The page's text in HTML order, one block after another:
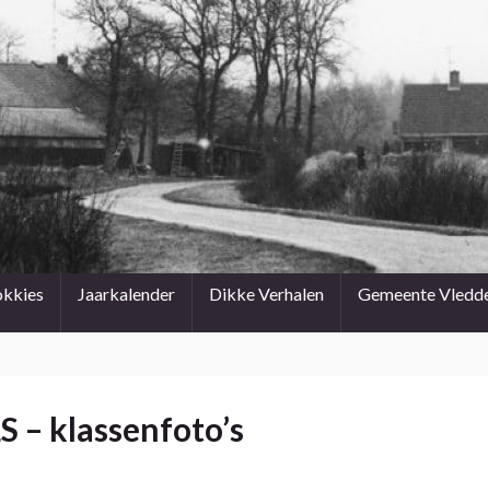
Jaarkalender Dikke Verhalen Gemeente
– klassenfoto’s